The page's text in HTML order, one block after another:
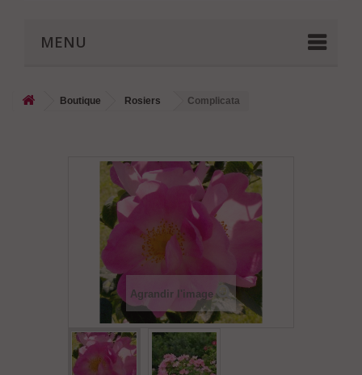
MENU
Boutique Rosiers Complicata
Agrandir l'image